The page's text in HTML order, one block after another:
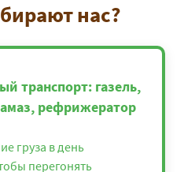
нас?
транспорт: газель,
рефрижератор
груза в день
перегонять